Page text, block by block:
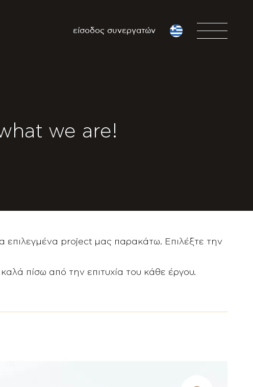
είσοδος συνεργατών
we are!
επιλεγμένα project μας παρακάτω. Επιλέξτε την
πίσω από την επιτυχία του κάθε έργου.